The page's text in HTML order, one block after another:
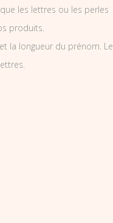
les lettres ou les perles
produits.
la longueur du prénom. Le